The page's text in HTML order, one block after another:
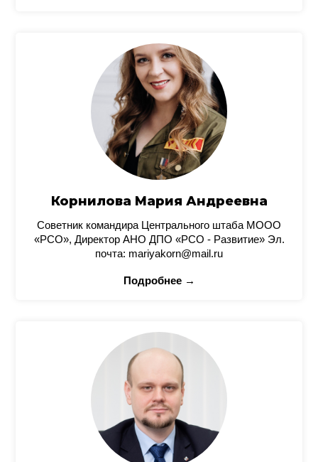
Корнилова Мария Андреевна
Советник командира Центрального штаба МООО
«РСО», Директор АНО ДПО «РСО - Развитие» Эл.
почта: mariyakorn@mail.ru
Подробнее →